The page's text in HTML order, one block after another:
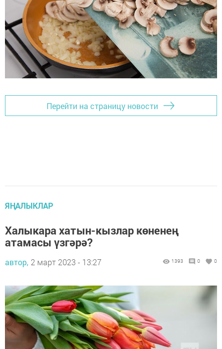
Перейти на страницу новости
ЯҢАЛЫКЛАР
Халыкара хатын-кызлар көненең
атамасы үзгәрә?
автор, 2 март 2023 - 13:27 1393 0 0